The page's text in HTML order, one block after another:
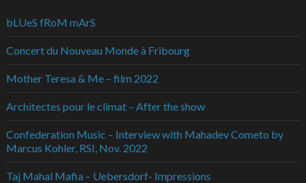
bLUeS fRoM mArS
Concert du Nouveau Monde à Fribourg
Mother Teresa & Me – film 2022
Architectes pour le climat – After the show
Confederation Music – Interview with Mahadev Cometo by
Marcus Kohler, RSI, Nov. 2022
Taj Mahal Mafia – Uebersdorf- Impressions